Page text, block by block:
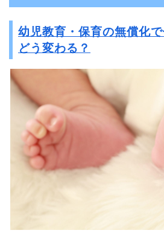
幼児教育・保育の無償化
どう変わる？